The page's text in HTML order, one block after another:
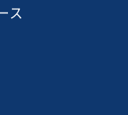
ス